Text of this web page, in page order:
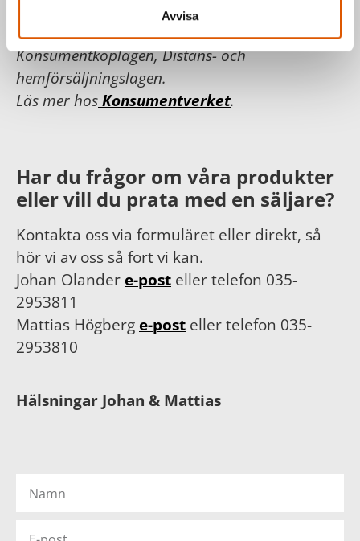
Avvisa
timmar och erbjuda dig bästa möjliga service.
För din och vår trygghet följer vi
Konsumentköplagen, Distans- och
hemförsäljningslagen.
Läs mer hosKonsumentverket.
Har du frågor om våra produkter
eller vill du prata med en säljare?
Kontakta oss via formuläret eller direkt, så
hör vi av oss så fort vi kan.
Johan Olander e-post eller telefon 035-
2953811
Mattias Högberg e-post eller telefon 035-
2953810
Hälsningar Johan & Mattias